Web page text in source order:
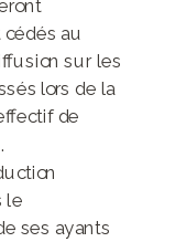
au
sur les
lors de la
de
le
ses ayants